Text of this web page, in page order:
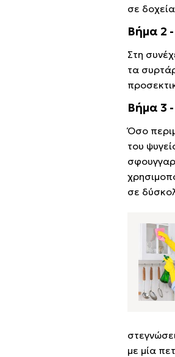
σε
Βήμα 2
Στη
τα
Βήμα 3
Όσο
του
σε
με μία